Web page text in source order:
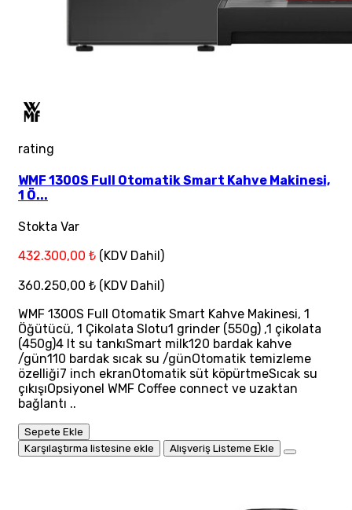
rating
WMF 1300S Full Otomatik Smart Kahve Makinesi,
1 Ö...
Stokta Var
432.300,00 ₺ (KDV Dahil)
360.250,00 ₺ (KDV Dahil)
WMF 1300S Full Otomatik Smart Kahve Makinesi, 1
Öğütücü, 1 Çikolata Slotu1 grinder (550g) ,1 çikolata
(450g)4 lt su tankıSmart milk120 bardak kahve
/gün110 bardak sıcak su /günOtomatik temizleme
özelliği7 inch ekranOtomatik süt köpürtmeSıcak su
çıkışıOpsiyonel WMF Coffee connect ve uzaktan
bağlantı ..
Sepete Ekle
Karşılaştırma listesine ekle
Alışveriş Listeme Ekle